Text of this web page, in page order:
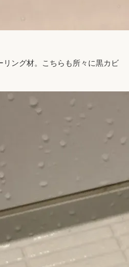
リング材。こちらも所々に黒カビ